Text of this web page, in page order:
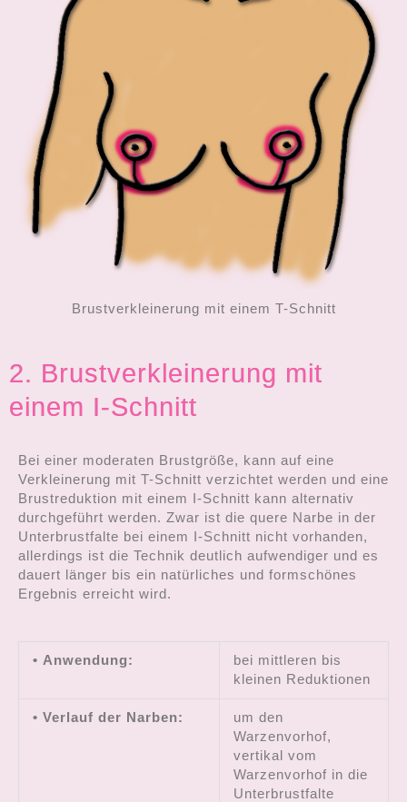
Brustverkleinerung mit einem T-Schnitt
2. Brustverkleinerung mit
einem I-Schnitt
Bei einer moderaten Brustgröße, kann auf eine
Verkleinerung mit T-Schnitt verzichtet werden und eine
Brustreduktion mit einem I-Schnitt kann alternativ
durchgeführt werden. Zwar ist die quere Narbe in der
Unterbrustfalte bei einem I-Schnitt nicht vorhanden,
allerdings ist die Technik deutlich aufwendiger und es
dauert länger bis ein natürliches und formschönes
Ergebnis erreicht wird.
• Anwendung:
bei mittleren bis
kleinen Reduktionen
• Verlauf der Narben:
um den
Warzenvorhof,
vertikal vom
Warzenvorhof in die
Unterbrustfalte